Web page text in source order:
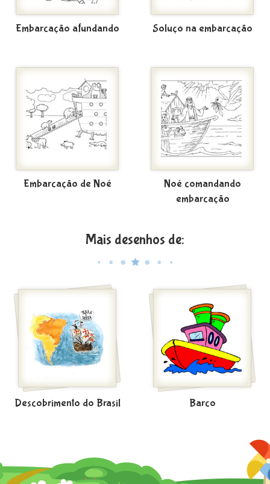
Embarcação afundando Soluço na embarcação
Embarcação de Noé
Noé comandando
embarcação
Mais desenhos de:
Descobrimento do Brasil Barco